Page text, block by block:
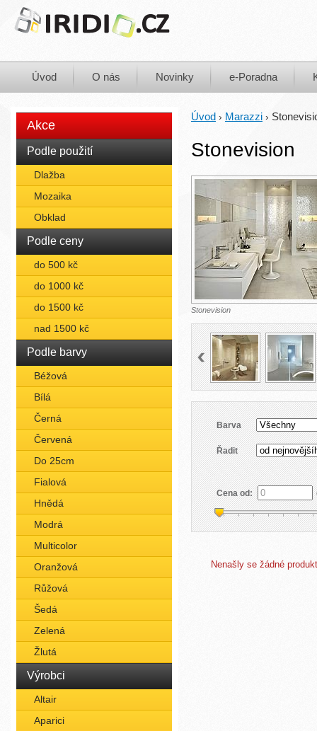
Úvod O nás Novinky e-Poradna
Akce
Podle použití
Dlažba
Mozaika
Obklad
Podle ceny
do 500 kč
do 1000 kč
do 1500 kč
nad 1500 kč
Podle barvy
Béžová
Bílá
Černá
Červená
Do 25cm
Fialová
Hnědá
Modrá
Multicolor
Oranžová
Růžová
Šedá
Zelená
Žlutá
Výrobci
Altair
Aparici
Úvod › Marazzi ›
Stonevision
Stonevision
Barva
Řadit
Cena od:
Nenašly se žádné